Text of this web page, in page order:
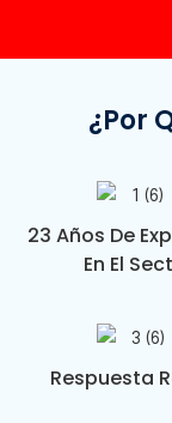
¿Por
23 Años De
En El
Respuesta